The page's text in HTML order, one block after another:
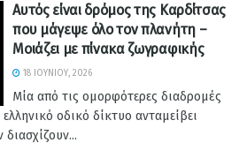
Αυτός είναι δρόμος της Καρδίτσας
που μάγεψε όλο τον πλανήτη –
Μοιάζει με πίνακα ζωγραφικής
18 ΙΟΥΝΊΟΥ, 2026
Μία από τις ομορφότερες διαδρομές
οδικό δίκτυο ανταμείβει